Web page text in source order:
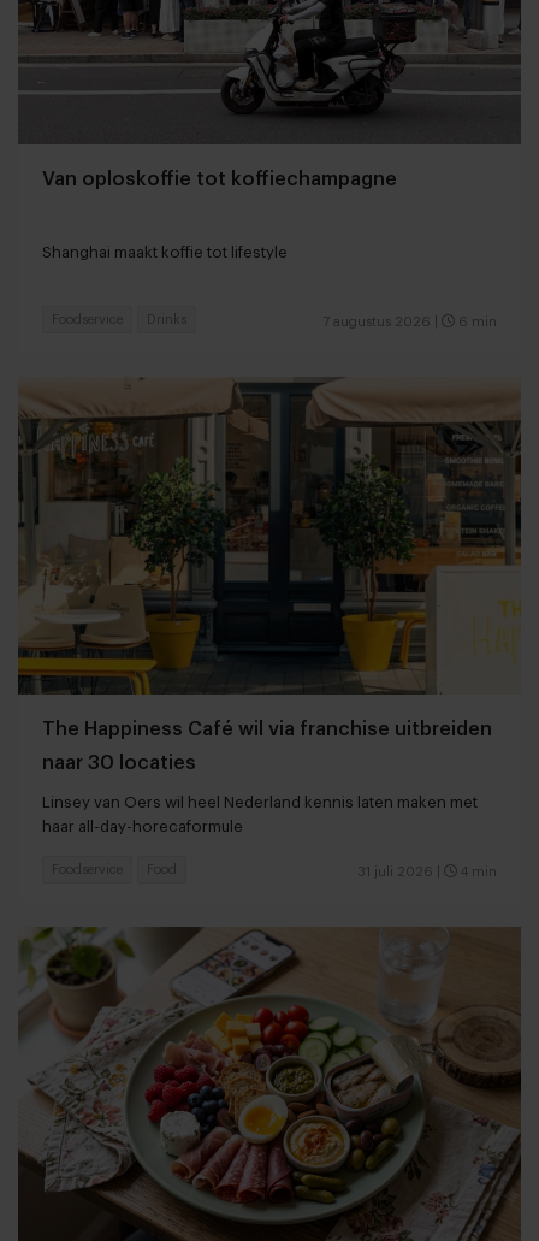
Van oploskoffie tot koffiechampagne
Shanghai maakt koffie tot lifestyle
7 augustus 2026 6 min
Foodservice Drinks
The Happiness Café wil via franchise uitbreiden
naar 30 locaties
Linsey van Oers wil heel Nederland kennis laten maken met
haar all-day-horecaformule
31 juli 2026 4 min
Foodservice Food